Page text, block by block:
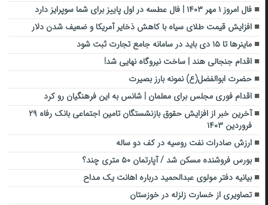
فال امروز ۱ مهر ۱۴۰۳ | فال عطسه در اول پاییز برای شما سوپرایز دارد
افزایش قیمت طلای سیاه با کاهش ذخایر آمریکا و ضعیف شدن دلار
ماینرها تا ۱۵ دی باید در سامانه جامع تجارت ثبت شود
اقدام جنجالی هند |‌ ساخت نیروگاه نهایی شد!
حضرت ابوالفضل(ع) نمونه بارز بصیرت
اقدام فوری مجلس برای معلمان | شانس به این فرهنگیان رو کرد
آخرین خبر از افزایش حقوق بازنشستگان تامین اجتماعی بانک رفاه ۲۹
فروردین ۱۴۰۳
ارزش صادرات نفت روسیه در کف دو ساله
بورس فروشنده مسکن شد / آپارتمان ۵۰ متری چند؟
بیانیه دفتر مولوی عبدالحمید درباره اهانت یک مداح
تصاویری از خسارت زلزله در خوزستان